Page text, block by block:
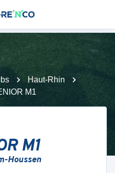
Haut-Rhin
M1
M1
Houssen